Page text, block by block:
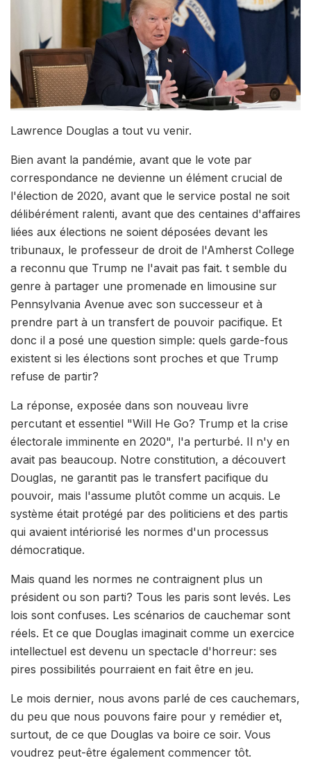
Lawrence Douglas a tout vu venir.
Bien avant la pandémie, avant que le vote par
correspondance ne devienne un élément crucial de
l'élection de 2020, avant que le service postal ne soit
délibérément ralenti, avant que des centaines d'affaires
liées aux élections ne soient déposées devant les
tribunaux, le professeur de droit de l'Amherst College
a reconnu que Trump ne l'avait pas fait. t semble du
genre à partager une promenade en limousine sur
Pennsylvania Avenue avec son successeur et à
prendre part à un transfert de pouvoir pacifique. Et
donc il a posé une question simple: quels garde-fous
existent si les élections sont proches et que Trump
refuse de partir?
La réponse, exposée dans son nouveau livre
percutant et essentiel "Will He Go? Trump et la crise
électorale imminente en 2020", l'a perturbé. Il n'y en
avait pas beaucoup. Notre constitution, a découvert
Douglas, ne garantit pas le transfert pacifique du
pouvoir, mais l'assume plutôt comme un acquis. Le
système était protégé par des politiciens et des partis
qui avaient intériorisé les normes d'un processus
démocratique.
Mais quand les normes ne contraignent plus un
président ou son parti? Tous les paris sont levés. Les
lois sont confuses. Les scénarios de cauchemar sont
réels. Et ce que Douglas imaginait comme un exercice
intellectuel est devenu un spectacle d'horreur: ses
pires possibilités pourraient en fait être en jeu.
Le mois dernier, nous avons parlé de ces cauchemars,
du peu que nous pouvons faire pour y remédier et,
surtout, de ce que Douglas va boire ce soir. Vous
voudrez peut-être également commencer tôt.